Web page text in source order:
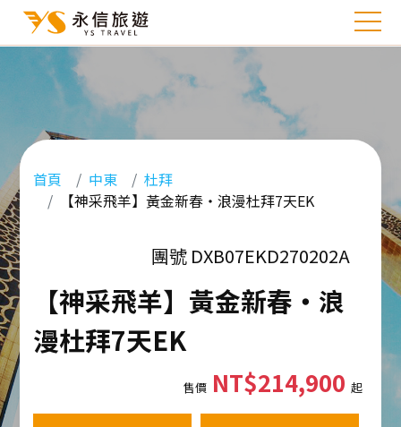
首頁 中東
杜拜
【神采飛羊】黃金新春・浪漫杜拜7天EK
團號 DXB07EKD270202A
【神采飛羊】黃金新春・浪
漫杜拜7天EK
售價NT$214,900 起